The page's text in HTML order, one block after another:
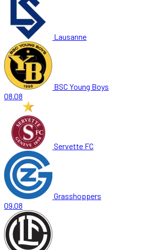
Lausanne
BSC Young Boys
08.08
Servette FC
Grasshoppers
09.08